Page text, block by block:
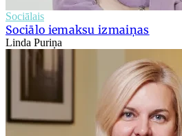
Sociālais
Sociālo iemaksu izmaiņas
Linda Puriņa